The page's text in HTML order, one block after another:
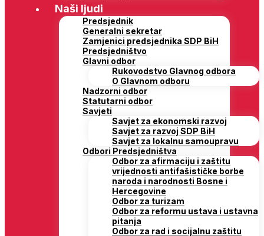
Naši ljudi
Predsjednik
Generalni sekretar
Zamjenici predsjednika SDP BiH
Predsjedništvo
Glavni odbor
Rukovodstvo Glavnog odbora
O Glavnom odboru
Nadzorni odbor
Statutarni odbor
Savjeti
Savjet za ekonomski razvoj
Savjet za razvoj SDP BiH
Savjet za lokalnu samoupravu
Odbori Predsjedništva
Odbor za afirmaciju i zaštitu
vrijednosti antifašističke borbe
naroda i narodnosti Bosne i
Hercegovine
Odbor za turizam
Odbor za reformu ustava i ustavna
pitanja
Odbor za rad i socijalnu zaštitu